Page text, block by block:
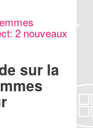
2 nouveaux
sur la